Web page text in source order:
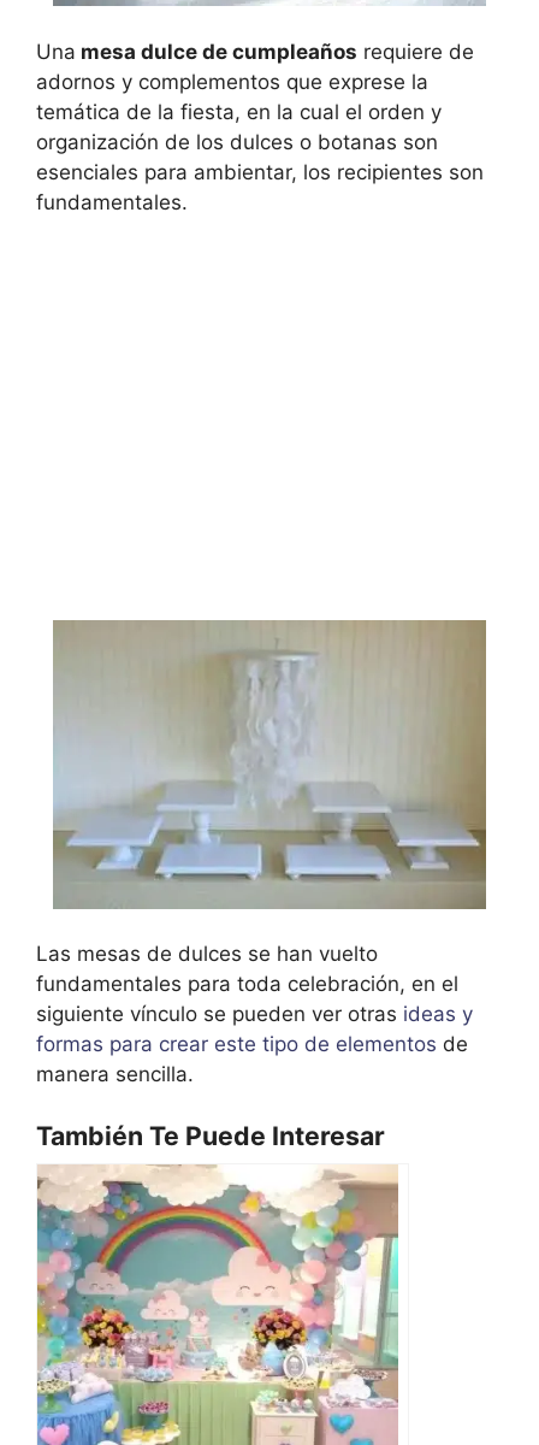
Una mesa dulce de cumpleaños requiere de
adornos y complementos que exprese la
temática de la fiesta, en la cual el orden y
organización de los dulces o botanas son
esenciales para ambientar, los recipientes son
fundamentales.
Las mesas de dulces se han vuelto
fundamentales para toda celebración, en el
siguiente vínculo se pueden ver otras ideas y
formas para crear este tipo de elementos de
manera sencilla.
También Te Puede Interesar